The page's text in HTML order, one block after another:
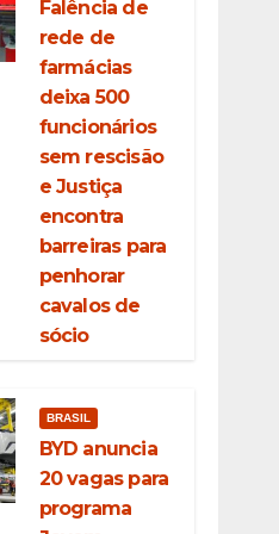
Falência de
rede de
farmácias
deixa 500
funcionários
sem rescisão
e Justiça
encontra
barreiras para
penhorar
cavalos de
sócio
BRASIL
BYD anuncia
20 vagas para
programa